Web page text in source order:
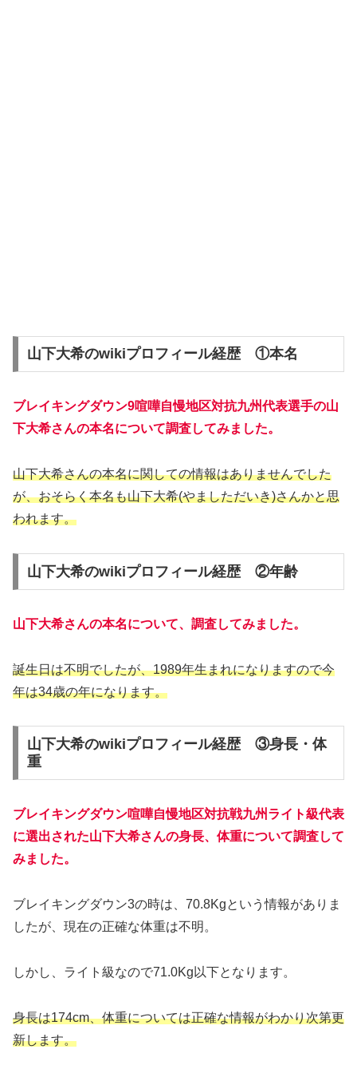
山下大希のwikiプロフィール経歴 ①本名
ブレイキングダウン9喧嘩自慢地区対抗九州代表選手の山
下大希さんの本名について調査してみました。
山下大希さんの本名に関しての情報はありませんでした
が、おそらく本名も山下大希(やましただいき)さんかと思
われます。
山下大希のwikiプロフィール経歴 ②年齢
山下大希さんの本名について、調査してみました。
誕生日は不明でしたが、1989年生まれになりますので今
年は34歳の年になります。
山下大希のwikiプロフィール経歴 ③身長・体
重
ブレイキングダウン喧嘩自慢地区対抗戦九州 ライト級代表
に選出された山下大希さんの身長、体重について調査して
みました。
ブレイキングダウン3の時は、70.8Kgという情報がありま
したが、現在の正確な体重は不明。
しかし、ライト級なので71.0Kg以下となります。
身長は174cm、体重については正確な情報がわかり次第更
新します。